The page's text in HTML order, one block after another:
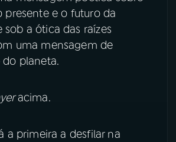
MÚSICA
NACIONAL
presente e o futuro da
a ótica das raízes
uma mensagem de
do planeta.
acima.
a primeira a desfilar na